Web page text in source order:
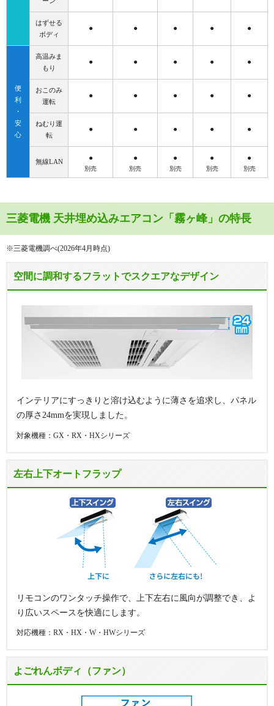
はずせる
ボディ
● ● ● ● ●
便
利
・
安
心
高温みま
もり
● ● ● ● ●
おこのみ
運転
● ● ● ● ●
ねむり運
転
● ● ● ● ●
無線LAN ●
別売
●
別売
●
別売
●
別売
●
別売
三菱電機 天井埋め込みエアコン「霧ヶ峰」の特長
※三菱電機調べ(2026年4月時点)
空間に調和するフラットでスクエアなデザイン
インテリアにすっきりと溶け込むように薄さを追求し、パネル
の厚さ24mmを実現しました。
対象機種：GX・RX・HXシリーズ
左右上下オートフラップ
リモコンのワンタッチ操作で、上下左右に風向が調整でき、よ
り広いスペースを快適にします。
対応機種：RX・HX・W・HWシリーズ
よごれんボディ（ファン）